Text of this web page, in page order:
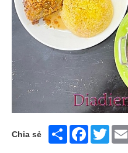
Chia sẻ Share FacebookTwitter